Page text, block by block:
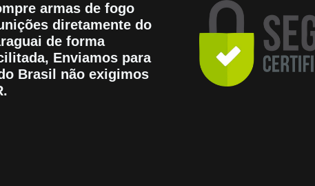
armas de fogo
diretamente do
de forma
Enviamos para
Brasil não exigimos